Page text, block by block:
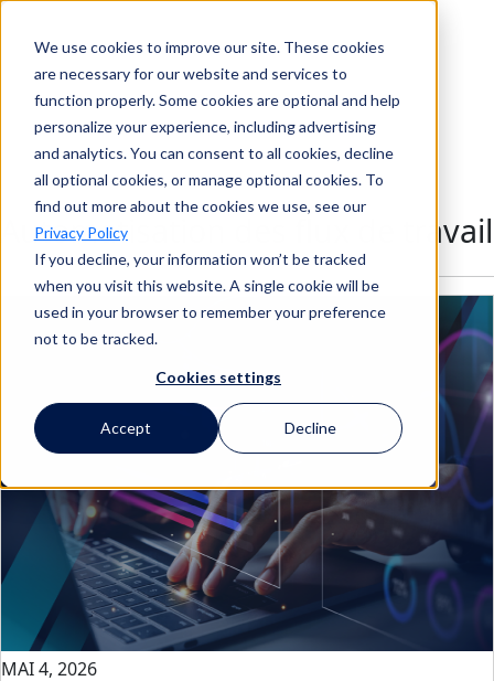
We use cookies to improve our site. These cookies
are necessary for our website and services to
function properly. Some cookies are optional and help
personalize your experience, including advertising
and analytics. You can consent to all cookies, decline
all optional cookies, or manage optional cookies. To
find out more about the cookies we use, see our
Privacy Policy
If you decline, your information won’t be tracked
when you visit this website. A single cookie will be
used in your browser to remember your preference
not to be tracked.
Cookies settings
Accept Decline
Recherche
Automatisation des flux de travail
MAI 4, 2026